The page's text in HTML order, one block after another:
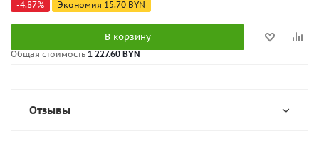
-4.87% Экономия 15.70 BYN
В корзину
Общая стоимость 1 227.60 BYN
Отзывы